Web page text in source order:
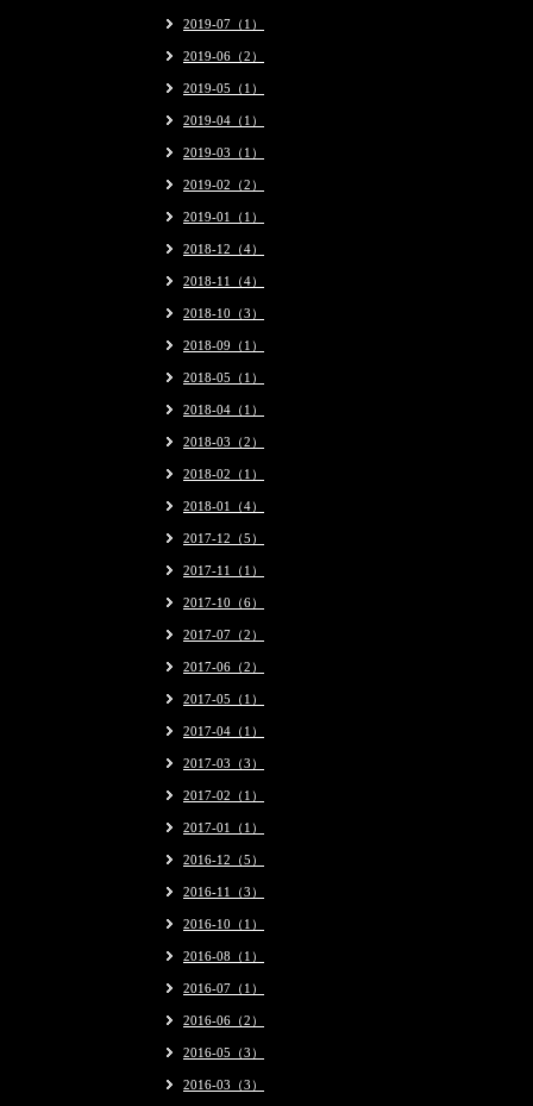
2019-07（1）
2019-06（2）
2019-05（1）
2019-04（1）
2019-03（1）
2019-02（2）
2019-01（1）
2018-12（4）
2018-11（4）
2018-10（3）
2018-09（1）
2018-05（1）
2018-04（1）
2018-03（2）
2018-02（1）
2018-01（4）
2017-12（5）
2017-11（1）
2017-10（6）
2017-07（2）
2017-06（2）
2017-05（1）
2017-04（1）
2017-03（3）
2017-02（1）
2017-01（1）
2016-12（5）
2016-11（3）
2016-10（1）
2016-08（1）
2016-07（1）
2016-06（2）
2016-05（3）
2016-03（3）